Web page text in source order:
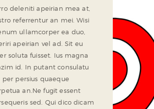
deleniti apeirian mea at,
referrentur an mei. Wisi
ullamcorper ea duo,
apeirian vel ad. Sit eu
soluta fuisset. Ius magna
id. In putant consulatu
per persius quaeque
an.Ne fugit essent
sed. Qui dico dicam